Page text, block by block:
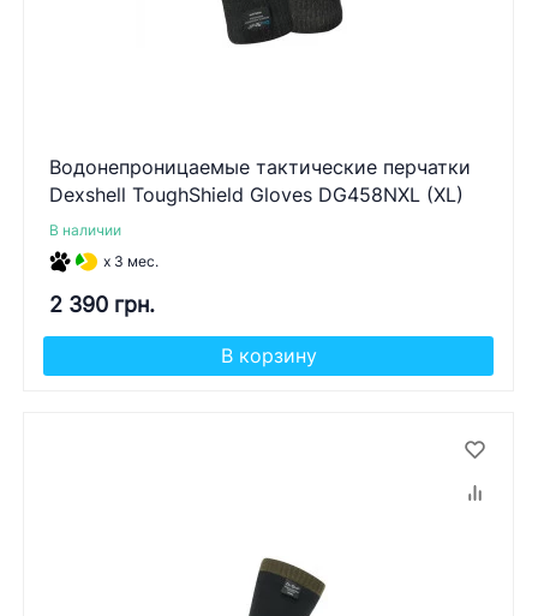
Водонепроницаемые тактические перчатки
Dexshell ToughShield Gloves DG458NXL (XL)
В наличии
x 3 мес.
2 390 грн.
В корзину